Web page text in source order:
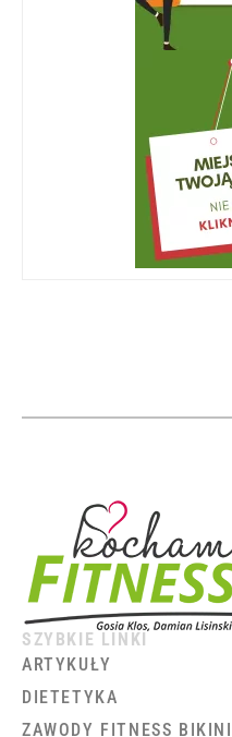
SZYBKIE LINKI
ARTYKUŁY
DIETETYKA
ZAWODY FITNESS BIKINI